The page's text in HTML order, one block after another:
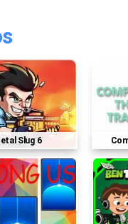
Metal Slug 6